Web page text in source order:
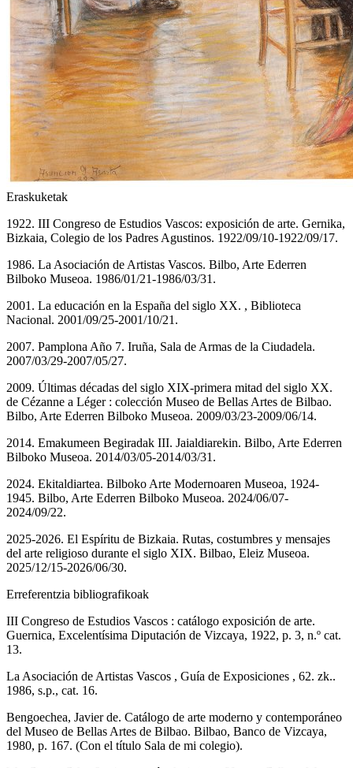
Eraskuketak
1922. III Congreso de Estudios Vascos: exposición de arte. Gernika,
Bizkaia, Colegio de los Padres Agustinos. 1922/09/10-1922/09/17.
1986. La Asociación de Artistas Vascos. Bilbo, Arte Ederren
Bilboko Museoa. 1986/01/21-1986/03/31.
2001. La educación en la España del siglo XX. , Biblioteca
Nacional. 2001/09/25-2001/10/21.
2007. Pamplona Año 7. Iruña, Sala de Armas de la Ciudadela.
2007/03/29-2007/05/27.
2009. Últimas décadas del siglo XIX-primera mitad del siglo XX.
de Cézanne a Léger : colección Museo de Bellas Artes de Bilbao.
Bilbo, Arte Ederren Bilboko Museoa. 2009/03/23-2009/06/14.
2014. Emakumeen Begiradak III. Jaialdiarekin. Bilbo, Arte Ederren
Bilboko Museoa. 2014/03/05-2014/03/31.
2024. Ekitaldiartea. Bilboko Arte Modernoaren Museoa, 1924-
1945. Bilbo, Arte Ederren Bilboko Museoa. 2024/06/07-
2024/09/22.
2025-2026. El Espíritu de Bizkaia. Rutas, costumbres y mensajes
del arte religioso durante el siglo XIX. Bilbao, Eleiz Museoa.
2025/12/15-2026/06/30.
Erreferentzia bibliografikoak
III Congreso de Estudios Vascos : catálogo exposición de arte.
Guernica, Excelentísima Diputación de Vizcaya, 1922, p. 3, n.º cat.
13.
La Asociación de Artistas Vascos , Guía de Exposiciones , 62. zk..
1986, s.p., cat. 16.
Bengoechea, Javier de. Catálogo de arte moderno y contemporáneo
del Museo de Bellas Artes de Bilbao. Bilbao, Banco de Vizcaya,
1980, p. 167. (Con el título Sala de mi colegio).